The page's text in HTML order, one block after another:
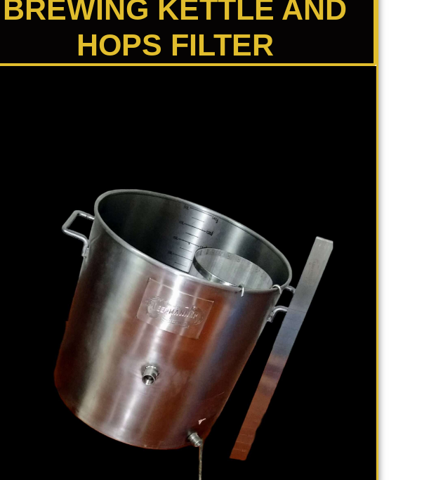
BREWING KETTLE AND
HOPS FILTER